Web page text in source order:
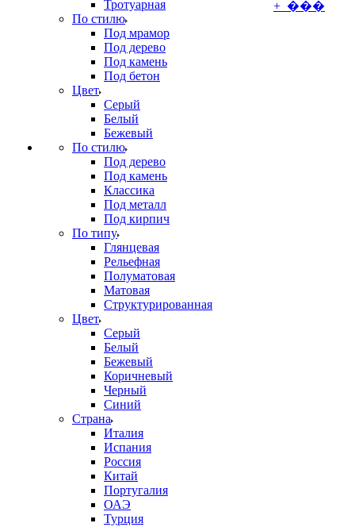
Тротуарная
По стилю
Под мрамор
Под дерево
Под камень
Под бетон
Цвет
Серый
Белый
Бежевый
По стилю
Под дерево
Под камень
Классика
Под металл
Под кирпич
По типу
Глянцевая
Рельефная
Полуматовая
Матовая
Структурированная
Цвет
Серый
Белый
Бежевый
Коричневый
Черный
Синий
Страна
Италия
Испания
Россия
Китай
Португалия
ОАЭ
Турция
+ ���